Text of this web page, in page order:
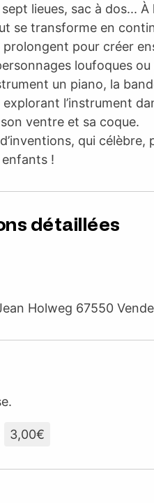
lieues, sac à dos... À
se transforme en
pour créer
loufoques
un piano, la
l’instrument
ventre et sa coque.
qui célèbre,
enfants !
détaillées
Holweg 67550
3,00€